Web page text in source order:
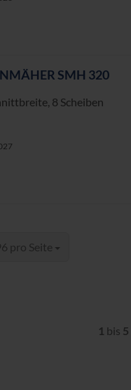
SMH 320
8 Schei­ben
pro Seite
Seite
1 bis 5